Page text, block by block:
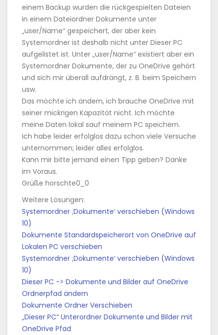
einem Backup wurden die rückgespielten Dateien
in einem Dateiordner Dokumente unter
„user/Name“ gespeichert, der aber kein
Systemordner ist deshalb nicht unter Dieser PC
aufgelistet ist. Unter „user/Name“ existiert aber ein
Systemordner Dokumente, der zu OneDrive gehört
und sich mir überall aufdrängt, z. B. beim Speichern
usw.
Das möchte ich ändern, ich brauche OneDrive mit
seiner mickrigen Kapazität nicht. Ich möchte
meine Daten lokal sauf meinem PC speichern.
Ich habe leider erfolglos dazu schon viele Versuche
unternommen; leider alles erfolglos.
Kann mir bitte jemand einen Tipp geben? Danke
im Voraus.
Grüße horschte0_0
Weitere Lösungen:
Systemordner ‚Dokumente‘ verschieben (Windows
10)
Dokumente Standardspeicherort von OneDrive auf
Lokalen PC verschieben
Systemordner ‚Dokumente‘ verschieben (Windows
10)
Dieser PC -> Dokumente und Bilder auf OneDrive
Ordnerpfad ändern
Dokumente Ordner Verschieben
„Dieser PC“ Unterordner Dokumente und Bilder mit
OneDrive Pfad